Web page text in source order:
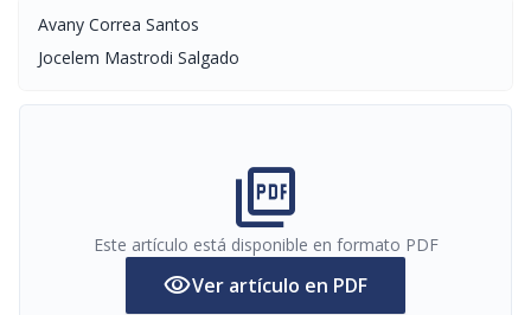
Avany Correa Santos
Jocelem Mastrodi Salgado
picture_as_pdf
Este artículo está disponible en formato PDF
visibilityVer artículo en PDF